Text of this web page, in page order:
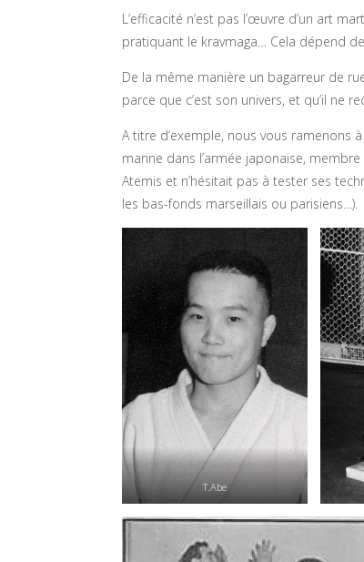
L’efficacité n’est pas l’œuvre d’un art
pratiquant le kravmaga… Cela dépend
De la même manière un bagarreur de
parce que c’est son univers, et qu’il ne
A titre d’exemple, nous vous ramenons
marine dans l’armée japonaise,
Atemis et n’hésitait pas à tester ses
les bas-fonds marseillais ou parisiens…).
T.Abe